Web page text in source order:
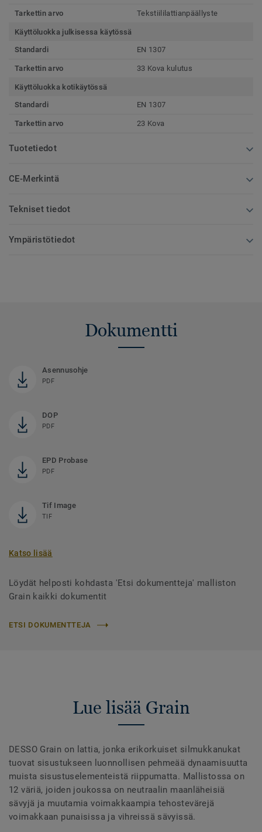
Tarkettin arvo Tekstiililattianpäällyste
Käyttöluokka julkisessa käytössä
Standardi
EN 1307
Tarkettin arvo 33 Kova kulutus
Käyttöluokka kotikäytössä
Standardi
EN 1307
Tarkettin arvo 23 Kova
Tuotetiedot
CE-Merkintä
Tekniset tiedot
Ympäristötiedot
Dokumentti
Asennusohje
PDF
DOP
PDF
EPD Probase
PDF
Tif Image
TIF
Katso lisää
Löydät helposti kohdasta 'Etsi dokumentteja' malliston
Grain kaikki dokumentit
ETSI DOKUMENTTEJA
Lue lisää Grain
DESSO Grain on lattia, jonka erikorkuiset silmukkanukat
tuovat sisustukseen luonnollisen pehmeää dynaamisuutta
muista sisustuselementeistä riippumatta. Mallistossa on
12 väriä, joiden joukossa on neutraalin maanläheisiä
sävyjä ja muutamia voimakkaampia tehostevärejä
voimakkaan punaisissa ja vihreissä sävyissä.